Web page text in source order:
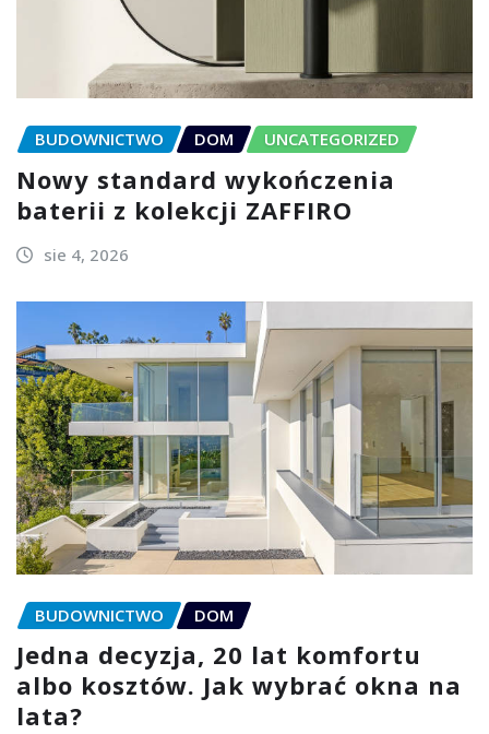
BUDOWNICTWO DOM UNCATEGORIZED
Nowy standard wykończenia
baterii z kolekcji ZAFFIRO
sie 4, 2026
BUDOWNICTWO DOM
Jedna decyzja, 20 lat komfortu
albo kosztów. Jak wybrać okna na
lata?